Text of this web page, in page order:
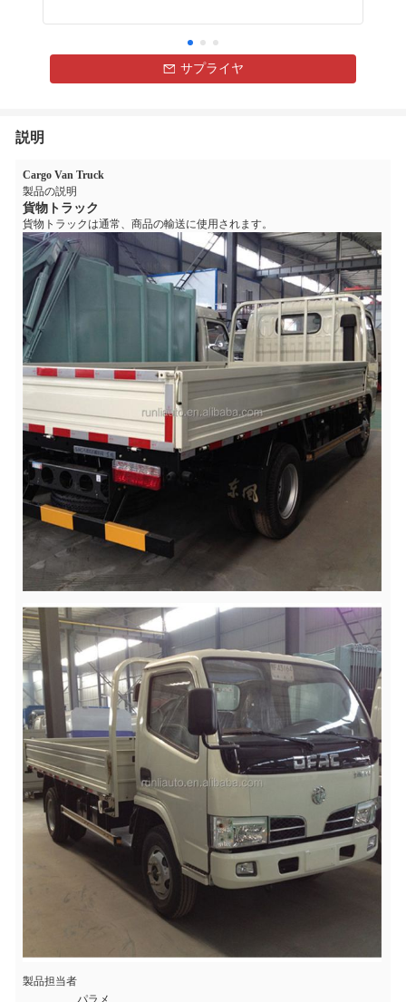
サプライヤ
説明
Cargo Van Truck
製品の説明
貨物トラック
貨物トラックは通常、商品の輸送に使用されます。
製品担当者
パラメ